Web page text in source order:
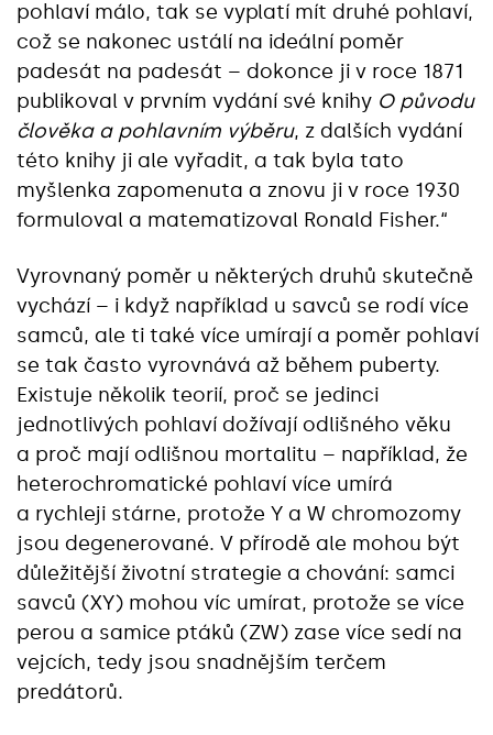
pohlaví málo, tak se vyplatí mít druhé pohlaví,
což se nakonec ustálí na ideální poměr
padesát na padesát – dokonce ji v roce 1871
publikoval v prvním vydání své knihy O původu
člověka a pohlavním výběru, z dalších vydání
této knihy ji ale vyřadit, a tak byla tato
myšlenka zapomenuta a znovu ji v roce 1930
formuloval a matematizoval Ronald Fisher.“‎
Vyrovnaný poměr u některých druhů skutečně
vychází – i když například u savců se rodí více
samců, ale ti také více umírají a poměr pohlaví
se tak často vyrovnává až během puberty.
Existuje několik teorií, proč se jedinci
jednotlivých pohlaví dožívají odlišného věku
a proč mají odlišnou mortalitu – například, že
heterochromatické pohlaví více umírá
a rychleji stárne, protože Y a W chromozomy
jsou degenerované. V přírodě ale mohou být
důležitější životní strategie a chování: samci
savců (XY) mohou víc umírat, protože se více
perou a samice ptáků (ZW) zase více sedí na
vejcích, tedy jsou snadnějším terčem
predátorů.